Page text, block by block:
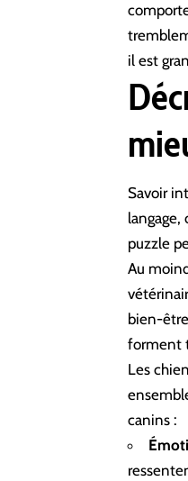
il est
Savoir
puzzle
Au
bien-
forment
Les
canins :